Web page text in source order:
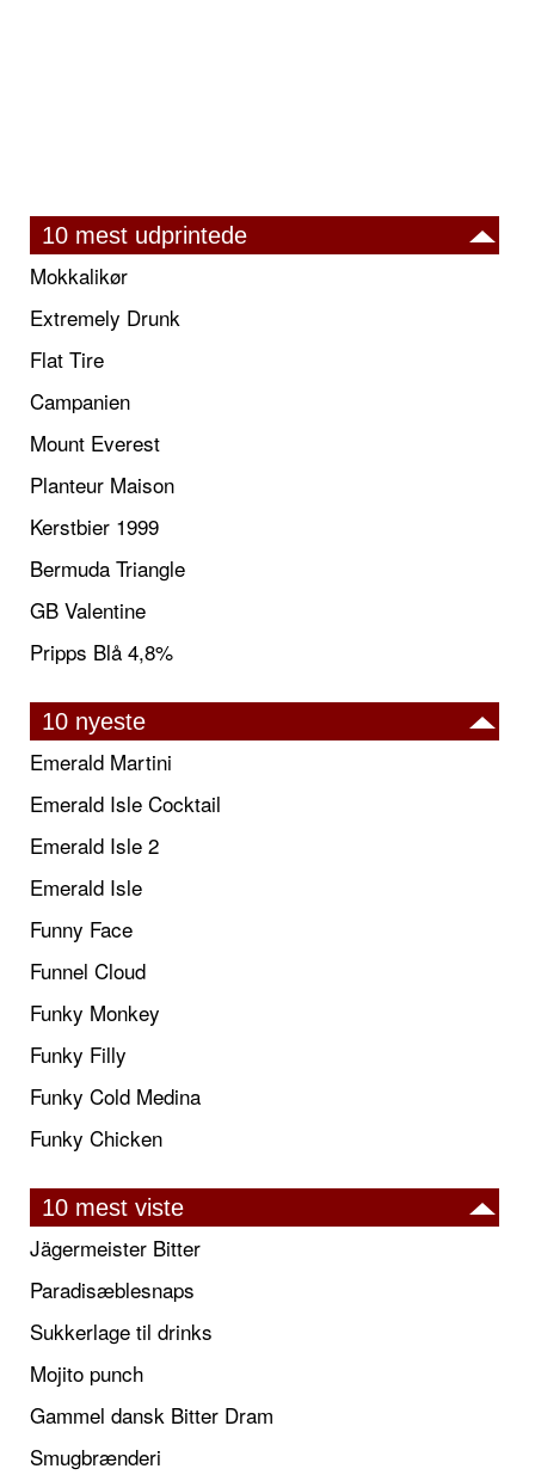
10 mest udprintede
Mokkalikør
Extremely Drunk
Flat Tire
Campanien
Mount Everest
Planteur Maison
Kerstbier 1999
Bermuda Triangle
GB Valentine
Pripps Blå 4,8%
10 nyeste
Emerald Martini
Emerald Isle Cocktail
Emerald Isle 2
Emerald Isle
Funny Face
Funnel Cloud
Funky Monkey
Funky Filly
Funky Cold Medina
Funky Chicken
10 mest viste
Jägermeister Bitter
Paradisæblesnaps
Sukkerlage til drinks
Mojito punch
Gammel dansk Bitter Dram
Smugbrænderi